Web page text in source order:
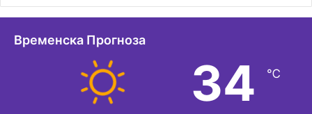
тВременска Прогноза
34 ℃